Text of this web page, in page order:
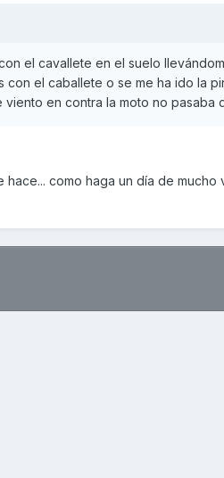
el cavallete en el suelo
el caballete o se me ha ido la
en contra la moto no pasaba
como haga un día de mucho